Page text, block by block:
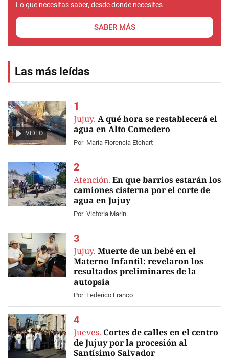
Lo que necesitas saber, desde donde necesites
SABER MÁS
Las más leídas
VIDEO
Jujuy. A qué hora se restablecerá el
agua en Alto Comedero
Por María Florencia Etchart
Atención. En que barrios estarán los
camiones cisterna por el corte de
agua en Jujuy
Por Victoria Marín
Jujuy. Muerte de un bebé en el
Materno Infantil: revelaron los
resultados preliminares de la
autopsia
Por Federico Franco
Jueves. Cortes de calles en el centro
de Jujuy por la procesión al
Santísimo Salvador